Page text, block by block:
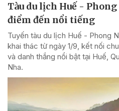
Tàu du lịch Huế -
điểm đến nổi tiếng
Tuyến tàu du lịch Huế - Phong
khai thác từ ngày 1/9, kết nối
và danh thắng nổi bật tại Huế,
Nha.